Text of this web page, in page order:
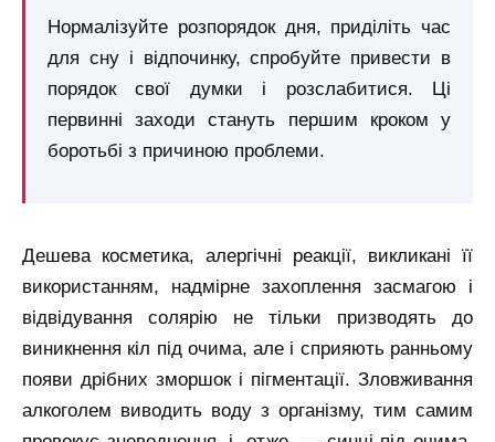
Нормалізуйте розпорядок дня, приділіть час
для сну і відпочинку, спробуйте привести в
порядок свої думки і розслабитися. Ці
первинні заходи стануть першим кроком у
боротьбі з причиною проблеми.
Дешева косметика, алергічні реакції, викликані її
використанням, надмірне захоплення засмагою і
відвідування солярію не тільки призводять до
виникнення кіл під очима, але і сприяють ранньому
появи дрібних зморшок і пігментації. Зловживання
алкоголем виводить воду з організму, тим самим